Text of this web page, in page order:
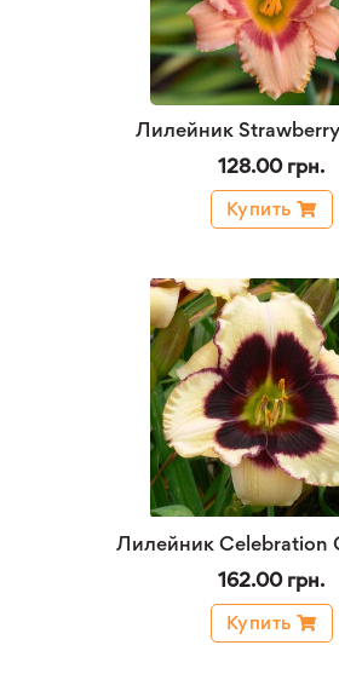
Лилейник
128.00 грн.
Купить
Лилейник Celebration
162.00 грн.
Купить